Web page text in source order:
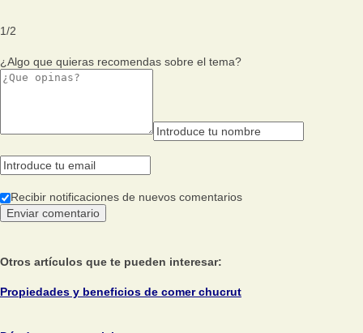
1/2
¿Algo que quieras recomendas sobre el tema?
Recibir notificaciones de nuevos comentarios
Otros artículos que te pueden interesar:
Propiedades y beneficios de comer chucrut